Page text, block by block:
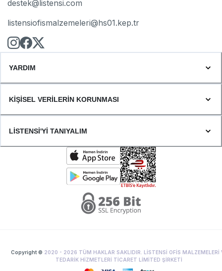
destek@listensi.com
listensiofismalzemeleri@hs01.kep.tr
YARDIM
KİŞİSEL VERİLERİN KORUNMASI
LİSTENSİ'Yİ TANIYALIM
Copyright © 2020 - 2026 TÜM HAKLAR SAKLIDIR. LİSTENSİ OFİS MALZEMELERİ
TEDARİK HİZMETLERİ TİCARET LİMİTED ŞİRKETİ